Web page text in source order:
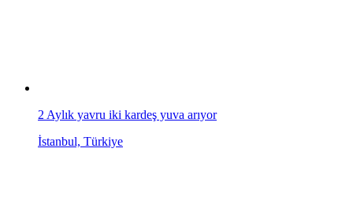
2 Aylık yavru iki kardeş yuva arıyor
İstanbul, Türkiye